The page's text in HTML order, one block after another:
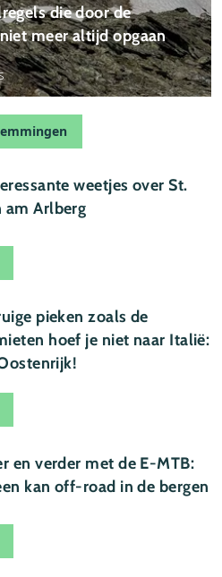
die door de
meer altijd opgaan
weetjes over St.
am Arlberg
pieken zoals de
hoef je niet naar Italië:
en verder met de E-MTB:
kan off-road in de bergen